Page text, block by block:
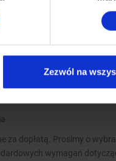
Zezwól na
użytku, do mycia w
304
za dopłatą. Prosimy o
wymagań